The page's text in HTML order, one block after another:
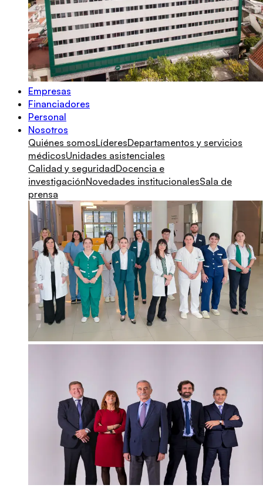
Empresas
Financiadores
Personal
Nosotros
Quiénes somosLíderesDepartamentos y servicios
médicosUnidades asistenciales
Calidad y seguridadDocencia e
investigaciónNovedades institucionalesSala de
prensa